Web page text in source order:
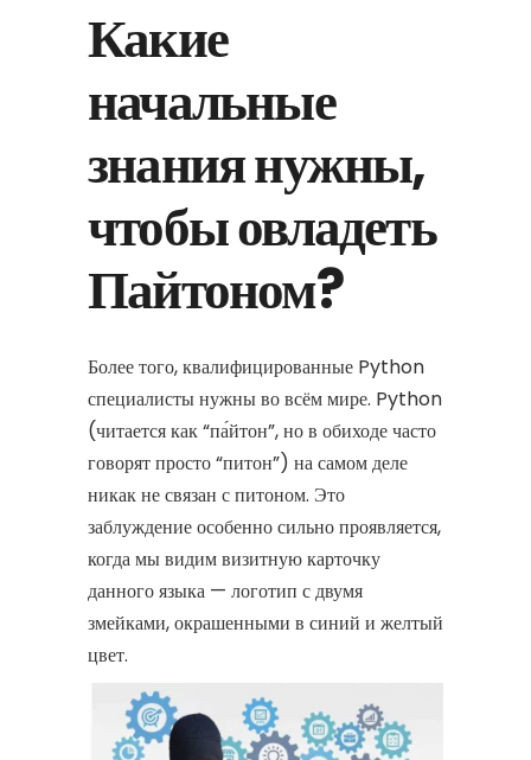
Какие
начальные
знания нужны,
чтобы овладеть
Пайтоном?
Более того, квалифицированные Python
специалисты нужны во всём мире. Python
(читается как “па́йтон”, но в обиходе часто
говорят просто “питон”) на самом деле
никак не связан с питоном. Это
заблуждение особенно сильно проявляется,
когда мы видим визитную карточку
данного языка — логотип с двумя
змейками, окрашенными в синий и желтый
цвет.